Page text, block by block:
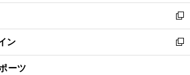
開
く
ウ
で
開
く
ン
ド
ウ
で
開
ウ
ィ
ン
ド
ウ
し
い
ウ
ィ
ン
新
し
い
ウ
ン
新
し
ーツ